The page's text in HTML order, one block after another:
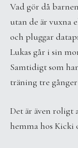
Vad gör då
utan de är vuxna
och pluggar
Lukas går i sin
Samtidigt som
träning tre
Det är även roligt
hemma hos Kicki